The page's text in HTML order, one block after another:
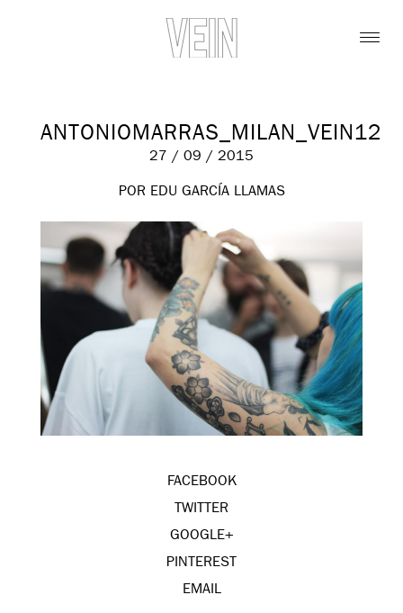
ANTONIOMARRAS_MILAN_VEIN12
27 / 09 / 2015
POR EDU GARCÍA LLAMAS
FACEBOOK
TWITTER
GOOGLE+
PINTEREST
EMAIL